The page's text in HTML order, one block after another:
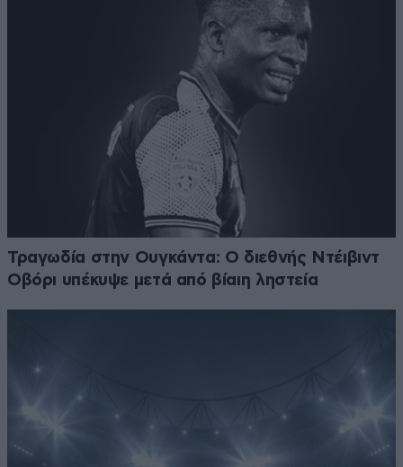
Τραγωδία στην Ουγκάντα: Ο διεθνής Ντέιβιντ
Οβόρι υπέκυψε μετά από βίαιη ληστεία